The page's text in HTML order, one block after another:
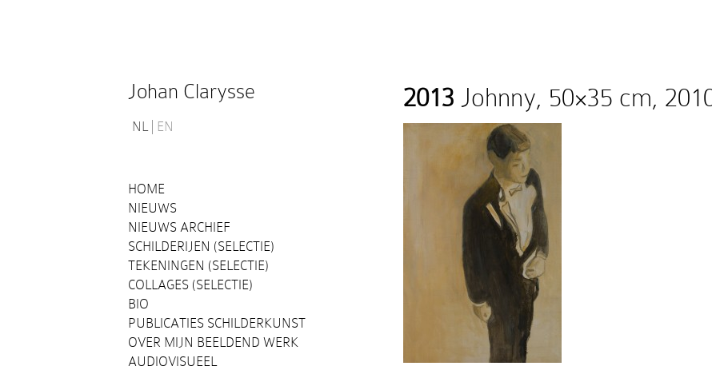
Johan Clarysse
NL EN
HOME
NIEUWS
NIEUWS ARCHIEF
SCHILDERIJEN (SELECTIE)
TEKENINGEN (SELECTIE)
COLLAGES (SELECTIE)
BIO
PUBLICATIES SCHILDERKUNST
OVER MIJN BEELDEND WERK
AUDIOVISUEEL
2013 Johnny, 50×35 cm,